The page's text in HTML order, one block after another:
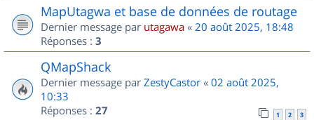
MapUtagwa et base de données de routage
Dernier message par utagawa « 20 août 2025, 18:48
Réponses : 3
QMapShack
Dernier message par ZestyCastor « 02 août 2025,
10:33
Réponses : 27 1 2 3